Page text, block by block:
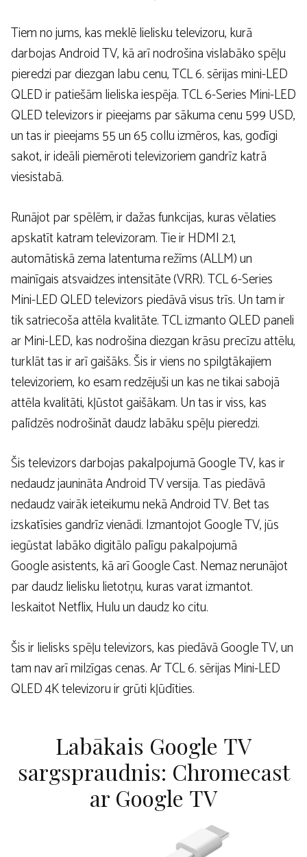
Tiem no jums, kas meklē lielisku televizoru, kurā
darbojas Android TV, kā arī nodrošina vislabāko spēļu
pieredzi par diezgan labu cenu, TCL 6. sērijas mini-LED
QLED ir patiešām lieliska iespēja. TCL 6-Series Mini-LED
QLED televizors ir pieejams par sākuma cenu 599 USD,
un tas ir pieejams 55 un 65 collu izmēros, kas, godīgi
sakot, ir ideāli piemēroti televizoriem gandrīz katrā
viesistabā.
Runājot par spēlēm, ir dažas funkcijas, kuras vēlaties
apskatīt katram televizoram. Tie ir HDMI 2.1,
automātiskā zema latentuma režīms (ALLM) un
mainīgais atsvaidzes intensitāte (VRR). TCL 6-Series
Mini-LED QLED televizors piedāvā visus trīs. Un tam ir
tik satriecoša attēla kvalitāte. TCL izmanto QLED paneli
ar Mini-LED, kas nodrošina diezgan krāsu precīzu attēlu,
turklāt tas ir arī gaišāks. Šis ir viens no spilgtākajiem
televizoriem, ko esam redzējuši un kas ne tikai sabojā
attēla kvalitāti, kļūstot gaišākam. Un tas ir viss, kas
palīdzēs nodrošināt daudz labāku spēļu pieredzi.
Šis televizors darbojas pakalpojumā Google TV, kas ir
nedaudz jaunināta Android TV versija. Tas piedāvā
nedaudz vairāk ieteikumu nekā Android TV. Bet tas
izskatīsies gandrīz vienādi. Izmantojot Google TV, jūs
iegūstat labāko digitālo palīgu pakalpojumā
Google asistents, kā arī Google Cast. Nemaz nerunājot
par daudz lielisku lietotņu, kuras varat izmantot.
Ieskaitot Netflix, Hulu un daudz ko citu.
Šis ir lielisks spēļu televizors, kas piedāvā Google TV, un
tam nav arī milzīgas cenas. Ar TCL 6. sērijas Mini-LED
QLED 4K televizoru ir grūti kļūdīties.
Labākais Google TV
sargspraudnis: Chromecast
ar Google TV